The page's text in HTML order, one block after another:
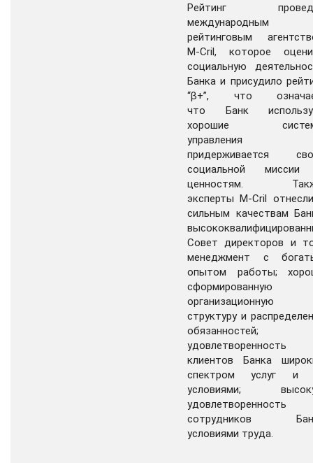
Рейтинг
международным
рейтинговым
M-Cril, которое
социальную
Банка и присудило
“β+”, что
что Банк
хорошие
управления
придерживается
социальной
ценностям.
эксперты M-Cril
сильным качествам
Совет директоров и
менеджмент с
опытом работы;
сформированную
организационную
структуру и
обязанностей;
удовлетворенность
клиентов Банка
спектром услуг и
условиями;
удовлетворенность
сотрудников
условиями труда.